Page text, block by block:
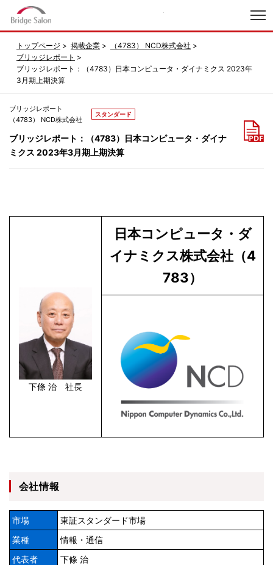
トップページ 掲載企業
（4783） NCD株式会社
ブリッジレポート
ブリッジレポート：（4783）日本コンピュータ・ダイナミクス 2023年
3月期上期決算
ブリッジレポート
（4783） NCD株式会社
スタンダード
ブリッジレポート：（4783）日本コンピュータ・ダイナ
ミクス 2023年3月期上期決算
下條 治 社長
日本コンピュータ・ダ
イナミクス株式会社（4
783）
会社情報
市場
東証スタンダード市場
業種
情報・通信
代表者
下條 治